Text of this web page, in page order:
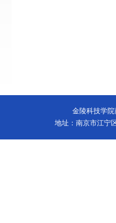
金陵科技学院
地址：南京市江宁